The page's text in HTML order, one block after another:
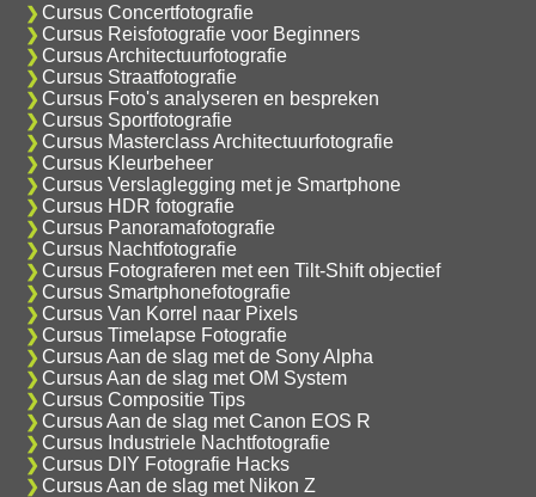
Cursus Concertfotografie
Cursus Reisfotografie voor Beginners
Cursus Architectuurfotografie
Cursus Straatfotografie
Cursus Foto's analyseren en bespreken
Cursus Sportfotografie
Cursus Masterclass Architectuurfotografie
Cursus Kleurbeheer
Cursus Verslaglegging met je Smartphone
Cursus HDR fotografie
Cursus Panoramafotografie
Cursus Nachtfotografie
Cursus Fotograferen met een Tilt-Shift objectief
Cursus Smartphonefotografie
Cursus Van Korrel naar Pixels
Cursus Timelapse Fotografie
Cursus Aan de slag met de Sony Alpha
Cursus Aan de slag met OM System
Cursus Compositie Tips
Cursus Aan de slag met Canon EOS R
Cursus Industriele Nachtfotografie
Cursus DIY Fotografie Hacks
Cursus Aan de slag met Nikon Z